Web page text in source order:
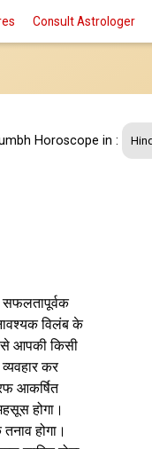
Consult Astrologer
Horoscope in :
सफलतापूर्वक
विलंब के
आपकी किसी
कर
आकर्षित
होगा।
होगा।